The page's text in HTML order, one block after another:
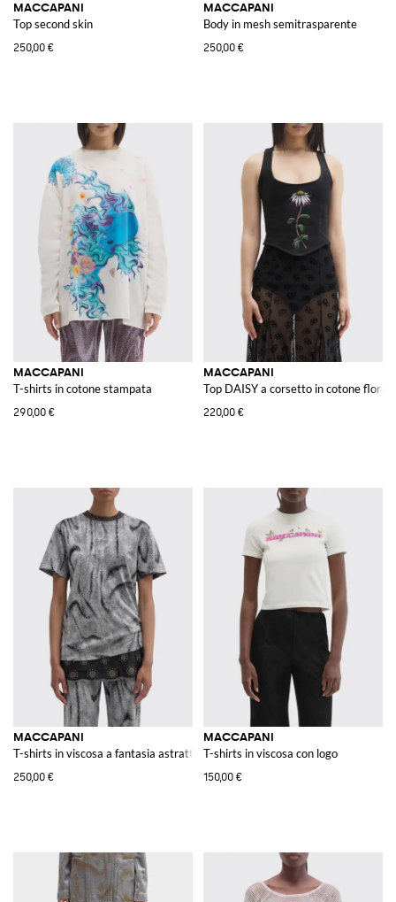
MACCAPANI
Top second skin
250,00 €
MACCAPANI
Body in mesh semitrasparente
250,00 €
MACCAPANI
T-shirts in cotone stampata
290,00 €
MACCAPANI
Top DAISY a corsetto in cotone
220,00 €
MACCAPANI
T-shirts in viscosa a fantasia astratta
250,00 €
MACCAPANI
T-shirts in viscosa con logo
150,00 €